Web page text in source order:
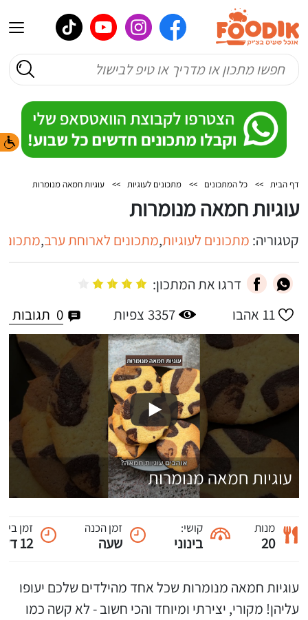
דף הבית >> כל המתכונים >> מתכונים לעוגיות >> עוגיות חמאה מנומרות
עוגיות חמאה מנומרות
קטגוריה: מתכונים לעוגיות,מתכונים לארוחת ערב,
דרגו את המתכון:
11 אהבו 3357 צפיות 0 תגובות
עוגיות חמאה מנומרות
מנות
20
קושי:
בינוני
זמן הכנה
שעה
זמן
12 דקות
עוגיות חמאה מנומרות שכל אחד מהילדים שלכם יעופו
עליהן! מקורי, יצירתי ומיוחד והכי חשוב - לא קשה כמו